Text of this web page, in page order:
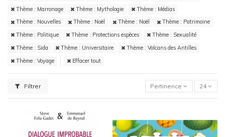
Thème : Marronage
Thème : Mythologie
Thème : Médias
Thème : Nouvelles
Thème : Noël Thème : Noël
Thème : Patrimoine
Thème : Politique
Thème : Protections espèces
Thème : Sexualité
Thème : Sida
Thème : Universitaire
Thème : Volcans des Antilles
Thème : Voyage
Effacer tout
Filtrer Pertinence 24